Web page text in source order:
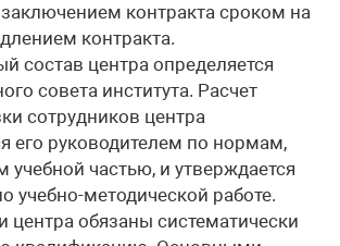
контракта сроком на
контракта.
состав центра определяется
совета института. Расчет
сотрудников центра
его руководителем по нормам,
учебной частью, и утверждается
учебно-методической работе.
центра обязаны систематически